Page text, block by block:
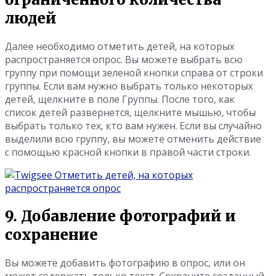
людей
Далее необходимо отметить детей, на которых
распространяется опрос. Вы можете выбрать всю
группу при помощи зеленой кнопки справа от строки
группы. Если вам нужно выбрать только некоторых
детей, щелкните в поле Группы. После того, как
список детей развернется, щелкните мышью, чтобы
выбрать только тех, кто вам нужен. Если вы случайно
выделили всю группу, вы можете отменить действие
с помощью красной кнопки в правой части строки.
9. Добавление фотографий и
сохранение
Вы можете добавить фотографию в опрос, или он